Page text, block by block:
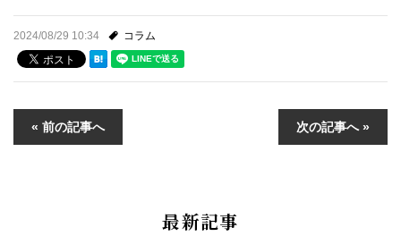
2024/08/29 10:34 コラム
« 前の記事へ 次の記事へ »
最新記事